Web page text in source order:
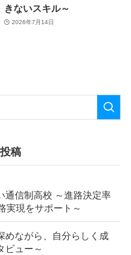
きないスキル～
2026年7月14日
稿
通信制高校 ～進路決定率
実現をサポート～
めながら、自分らしく成
ビュー～